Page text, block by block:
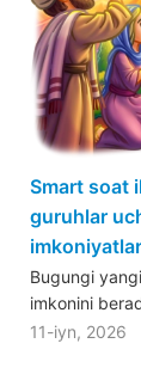
Smart soat
guruhlar
imkoniyatlar
Bugungi
imkonini
11-iyn, 2026